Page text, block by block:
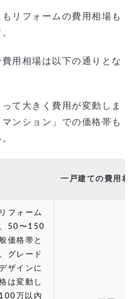
リフォームの費用相場も
用相場は以下の通りとな
て大きく費用が変動しま
ンション」での価格帯も
一戸建ての費用相
フォーム
50〜150
価格帯と
グレード
ザインに
は変動し
万以内